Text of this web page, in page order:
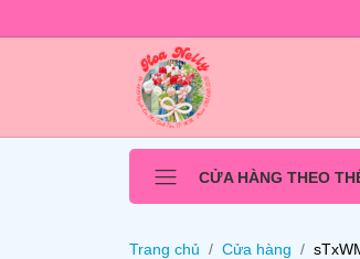
CỬA HÀNG THEO
Trang chủ Cửa hàng